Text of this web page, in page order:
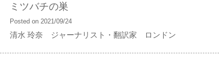
ミツバチの巣
Posted on 2021/09/24
清水 玲奈 ジャーナリスト・翻訳家 ロンドン